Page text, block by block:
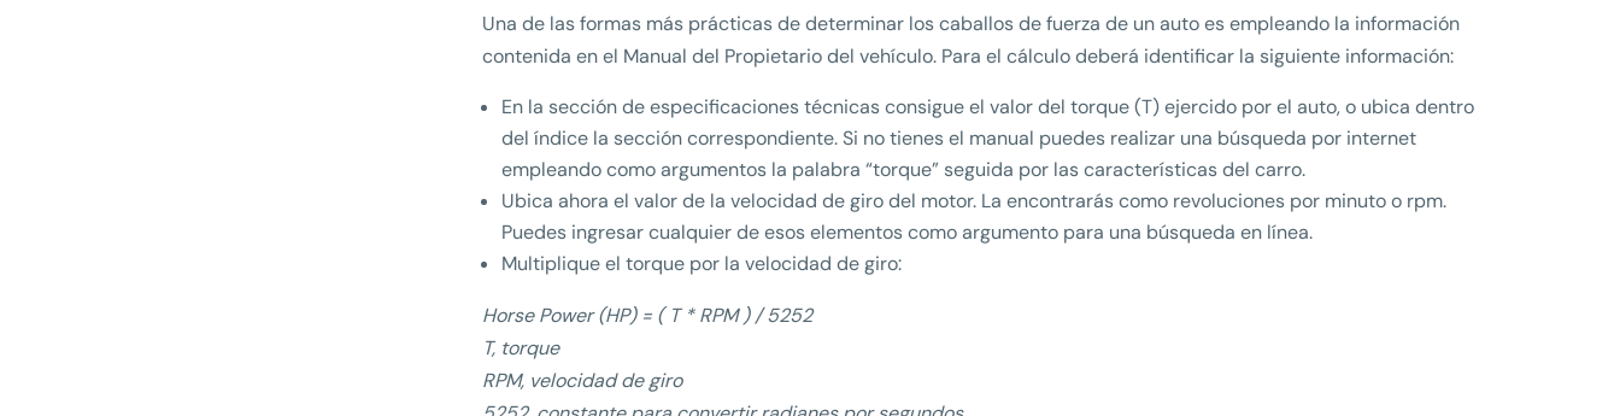
Una de las formas más prácticas de determinar los caballos de fuerza de un auto es empleando la información
contenida en el Manual del Propietario del vehículo. Para el cálculo deberá identificar la siguiente información:
En la sección de especificaciones técnicas consigue el valor del torque (T) ejercido por el auto, o ubica dentro
del índice la sección correspondiente. Si no tienes el manual puedes realizar una búsqueda por internet
empleando como argumentos la palabra “torque” seguida por las características del carro.
Ubica ahora el valor de la velocidad de giro del motor. La encontrarás como revoluciones por minuto o rpm.
Puedes ingresar cualquier de esos elementos como argumento para una búsqueda en línea.
Multiplique el torque por la velocidad de giro:
Horse Power (HP) = ( T * RPM ) / 5252
T, torque
RPM, velocidad de giro